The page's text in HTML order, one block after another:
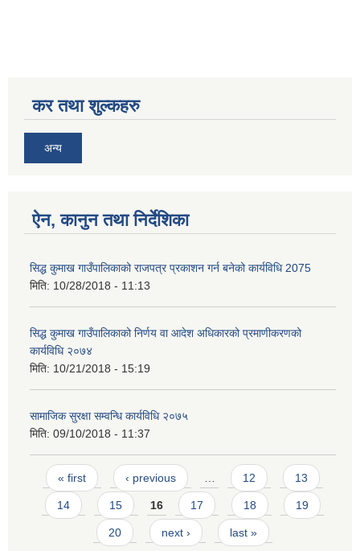
कर तथा शुल्कहरु
अन्य
ऐन, कानुन तथा निर्देशिका
सिद्ध कुमाख गाउँपालिकाको राजपत्र प्रकाशन गर्न बनेको कार्यविधि 2075
मिति: 10/28/2018 - 11:13
सिद्ध कुमाख गाउँपालिकाको निर्णय वा आदेश अधिकारको प्रमाणीकरणको
कार्यविधि २०७४
मिति: 10/21/2018 - 15:19
सामाजिक सुरक्षा सम्वन्धि कार्यविधि २०७५
मिति: 09/10/2018 - 11:37
Pages
« first ‹ previous 12 13
14 15 16 17 18 19
20 next › last »